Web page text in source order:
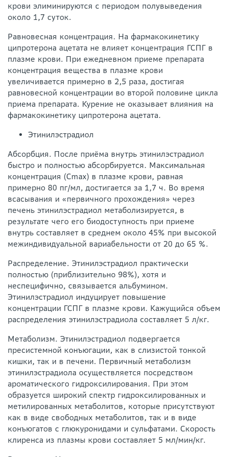
крови элиминируются с периодом полувыведения
около 1,7 суток.
Равновесная концентрация. На фармакокинетику
ципротерона ацетата не влияет концентрация ГСПГ в
плазме крови. При ежедневном приеме препарата
концентрация вещества в плазме крови
увеличивается примерно в 2,5 раза, достигая
равновесной концентрации во второй половине цикла
приема препарата. Курение не оказывает влияния на
фармакокинетику ципротерона ацетата.
Этинилэстрадиол
Абсорбция. После приёма внутрь этинилэстрадиол
быстро и полностью абсорбируется. Максимальная
концентрация (Cmax) в плазме крови, равная
примерно 80 пг/мл, достигается за 1,7 ч. Во время
всасывания и «первичного прохождения» через
печень этинилэстрадиол метаболизируется, в
результате чего его биодоступность при приеме
внутрь составляет в среднем около 45% при высокой
межиндивидуальной вариабельности от 20 до 65 %.
Распределение. Этинилэстрадиол практически
полностью (приблизительно 98%), хотя и
неспецифично, связывается альбумином.
Этинилэстрадиол индуцирует повышение
концентрации ГСПГ в плазме крови. Кажущийся объем
распределения этинилэстрадиола составляет 5 л/кг.
Метаболизм. Этинилэстрадиол подвергается
пресистемной конъюгации, как в слизистой тонкой
кишки, так и в печени. Первичный метаболизм
этинилэстрадиола осуществляется посредством
ароматического гидроксилирования. При этом
образуется широкий спектр гидроксилированных и
метилированных метаболитов, которые присутствуют
как в виде свободных метаболитов, так и в виде
конъюгатов с глюкуронидами и сульфатами. Скорость
клиренса из плазмы крови составляет 5 мл/мин/кг.